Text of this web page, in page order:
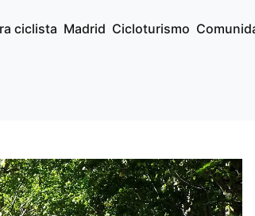
ciclista Madrid Cicloturismo